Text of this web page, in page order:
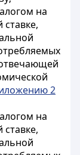
на
2
на